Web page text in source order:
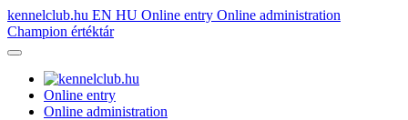
kennelclub.hu EN HU Online entry Online administration
Champion értéktár
Online entry
Online administration